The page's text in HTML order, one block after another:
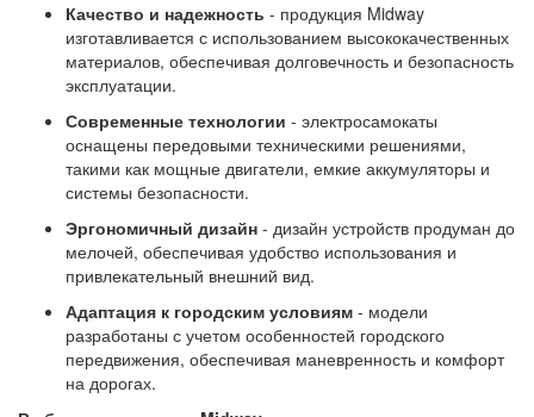
Качество и надежность - продукция Midway
изготавливается с использованием высококачественных
материалов, обеспечивая долговечность и безопасность
эксплуатации.
Современные технологии - электросамокаты
оснащены передовыми техническими решениями,
такими как мощные двигатели, емкие аккумуляторы и
системы безопасности.
Эргономичный дизайн - дизайн устройств продуман до
мелочей, обеспечивая удобство использования и
привлекательный внешний вид.
Адаптация к городским условиям - модели
разработаны с учетом особенностей городского
передвижения, обеспечивая маневренность и комфорт
на дорогах.